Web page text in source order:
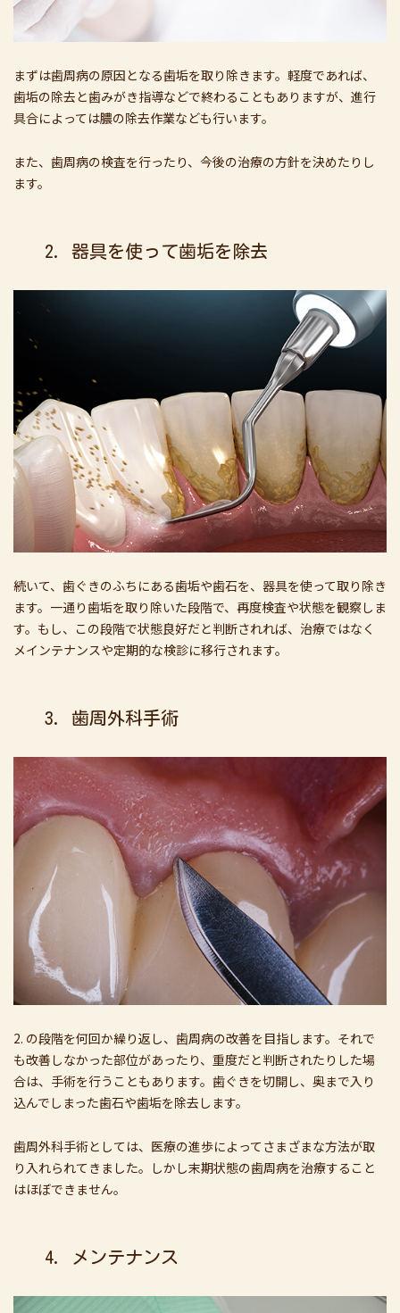
まずは歯周病の原因となる歯垢を取り除きます。軽度であれば、
歯垢の除去と歯みがき指導などで終わることもありますが、進行
具合によっては膿の除去作業なども行います。
また、歯周病の検査を行ったり、今後の治療の方針を決めたりし
ます。
2. 器具を使って歯垢を除去
続いて、歯ぐきのふちにある歯垢や歯石を、器具を使って取り除き
ます。一通り歯垢を取り除いた段階で、再度検査や状態を観察しま
す。もし、この段階で状態良好だと判断されれば、治療ではなく
メインテナンスや定期的な検診に移行されます。
3. 歯周外科手術
2. の段階を何回か繰り返し、歯周病の改善を目指します。それで
も改善しなかった部位があったり、重度だと判断されたりした場
合は、手術を行うこともあります。歯ぐきを切開し、奥まで入り
込んでしまった歯石や歯垢を除去します。
歯周外科手術としては、医療の進歩によってさまざまな方法が取
り入れられてきました。しかし末期状態の歯周病を治療すること
はほぼできません。
4. メンテナンス